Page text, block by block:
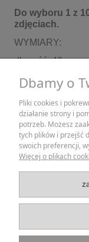
Do wyboru 1 z
zdjęciach.
WYMIARY:
długość: 46cm
szerokość: 44 cm
grubość: 7 cm
Dbamy o
Pliki cookies i
działanie strony i
potrzeb. Możesz
tych plików i przejść
swoich preferencji,
Więcej o plikach